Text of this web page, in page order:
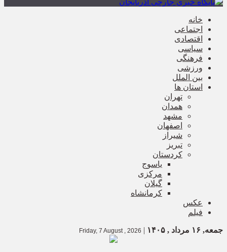
خانه
اجتماعی
اقتصادی
سیاسی
فرهنگی
ورزشی
بین الملل
استان ها
تهران
همدان
مشهد
اصفهان
شیراز
تبریز
کردستان
یاسوج
مرکزی
گیلان
کرمانشاه
عکس
فیلم
جمعه, ۱۶ مرداد , ۱۴۰۵ |
Friday, 7 August , 2026